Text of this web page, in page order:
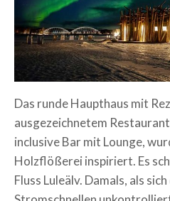
Das runde Haupthaus mit
ausgezeichnetem
inclusive Bar mit Lounge,
Holzflößerei inspiriert. Es
Fluss Luleälv. Damals, als